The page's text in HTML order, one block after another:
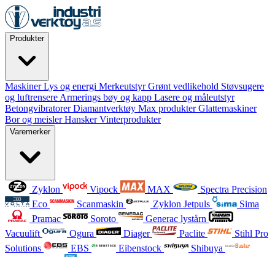
Produkter
MaskinerLys og energi MerkeutstyrGrønt vedlikehold Støvsugere
og luftrensere Armerings bøy og kapp Lasere og måleutstyr
BetongvibratorerDiamantverktøy Max produkterGlattemaskiner
Bor og meislerHanskerVinterprodukter
Varemerker
Zyklon Vipock MAX
Spectra Precision
Eco
Scanmaskin Zyklon Jetpuls
Sima
Pramac
Soroto
Generac lystårn
Vacuulift
Ogura Diager Paclite
Stihl Pro
Solutions
EBS Eibenstock
Shibuya